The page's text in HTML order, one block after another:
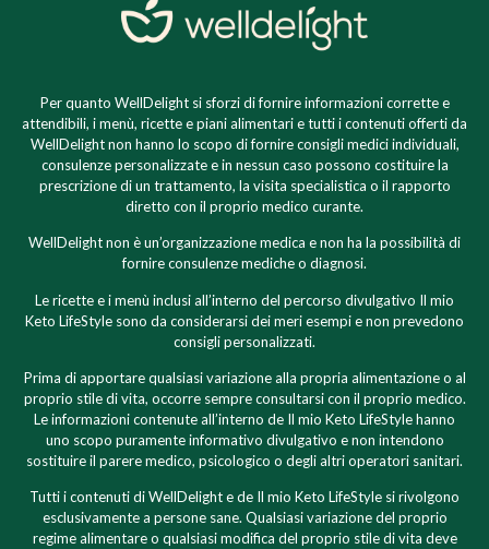
Per quanto WellDelight si sforzi di fornire informazioni corrette e
attendibili, i menù, ricette e piani alimentari e tutti i contenuti offerti da
WellDelight non hanno lo scopo di fornire consigli medici individuali,
consulenze personalizzate e in nessun caso possono costituire la
prescrizione di un trattamento, la visita specialistica o il rapporto
diretto con il proprio medico curante.
WellDelight non è un’organizzazione medica e non ha la possibilità di
fornire consulenze mediche o diagnosi.
Le ricette e i menù inclusi all’interno del percorso divulgativo Il mio
Keto LifeStyle sono da considerarsi dei meri esempi e non prevedono
consigli personalizzati.
Prima di apportare qualsiasi variazione alla propria alimentazione o al
proprio stile di vita, occorre sempre consultarsi con il proprio medico.
Le informazioni contenute all’interno de Il mio Keto LifeStyle hanno
uno scopo puramente informativo divulgativo e non intendono
sostituire il parere medico, psicologico o degli altri operatori sanitari.
Tutti i contenuti di WellDelight e de Il mio Keto LifeStyle si rivolgono
esclusivamente a persone sane. Qualsiasi variazione del proprio
regime alimentare o qualsiasi modifica del proprio stile di vita deve